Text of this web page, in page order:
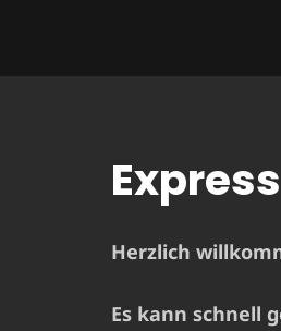
Herzlich
Es kann schnell